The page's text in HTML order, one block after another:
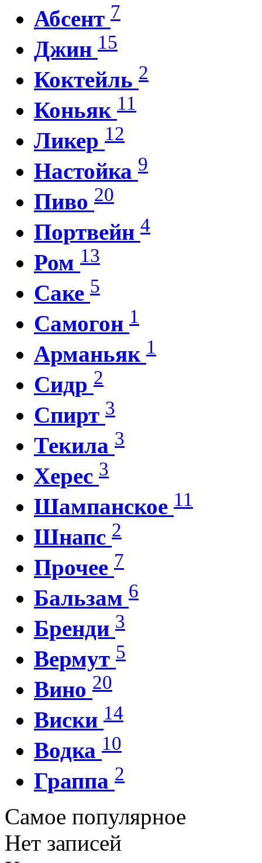
Абсент 7
Джин 15
Коктейль 2
Коньяк 11
Ликер 12
Настойка 9
Пиво 20
Портвейн 4
Ром 13
Саке 5
Самогон 1
Арманьяк 1
Сидр 2
Спирт 3
Текила 3
Херес 3
Шампанское 11
Шнапс 2
Прочее 7
Бальзам 6
Бренди 3
Вермут 5
Вино 20
Виски 14
Водка 10
Граппа 2
Самое популярное
Нет записей